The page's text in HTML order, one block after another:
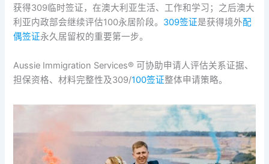
获得309临时签证，在澳大利亚生活、工作和学习；之后澳大
利亚内政部会继续评估100永居阶段。 309签证是获得境外配
偶签证永久居留权的重要第一步。
Aussie Immigration Services®️ 可协助申请人评估关系证据、
担保资格、材料完整性及309/100签证整体申请策略。